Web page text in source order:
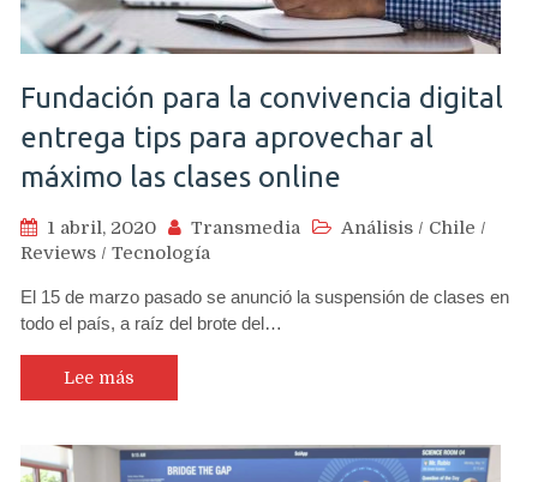
Fundación para la convivencia digital
entrega tips para aprovechar al
máximo las clases online
1 abril, 2020 Transmedia Análisis / Chile /
Reviews / Tecnología
El 15 de marzo pasado se anunció la suspensión de clases en
todo el país, a raíz del brote del…
Lee más